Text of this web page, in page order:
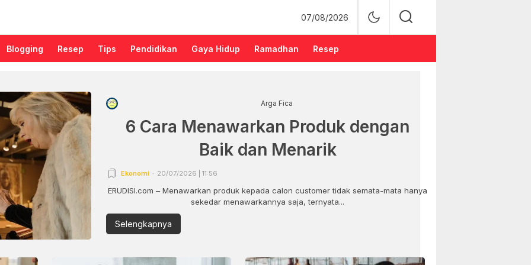
07/08/2026
Blogging Resep Tips Pendidikan Gaya Hidup Ramadhan Resep
Arga Fica
6 Cara Menawarkan Produk dengan
Baik dan Menarik
Ekonomi 20/07/2026 | 11:56
ERUDISI.com – Menawarkan produk kepada calon customer tidak semata-mata hanya
sekedar menawarkannya saja, ternyata...
Selengkapnya